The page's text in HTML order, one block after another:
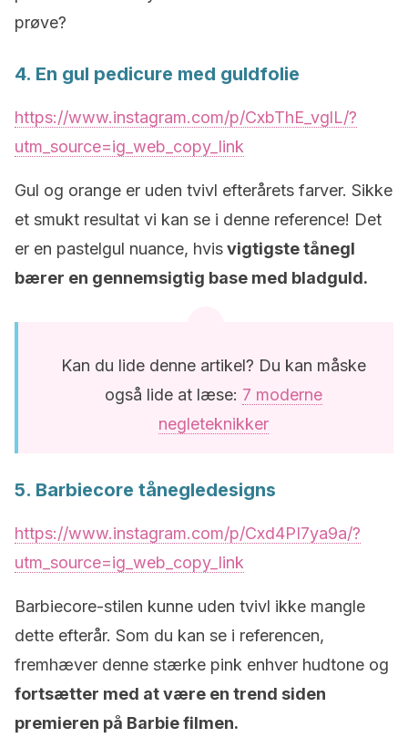
prøve?
4. En gul pedicure med guldfolie
https://www.instagram.com/p/CxbThE_vglL/?
utm_source=ig_web_copy_link
Gul og orange er uden tvivl efterårets farver. Sikke
et smukt resultat vi kan se i denne reference! Det
er en pastelgul nuance, hvisvigtigste tånegl
bærer en gennemsigtig base med bladguld.
Kan du lide denne artikel? Du kan måske
også lide at læse: 7 moderne
negleteknikker
5. Barbiecore tånegledesigns
https://www.instagram.com/p/Cxd4PI7ya9a/?
utm_source=ig_web_copy_link
Barbiecore-stilen kunne uden tvivl ikke mangle
dette efterår. Som du kan se i referencen,
fremhæver denne stærke pink enhver hudtone og
fortsætter med at være en trend siden
premieren på Barbie filmen.